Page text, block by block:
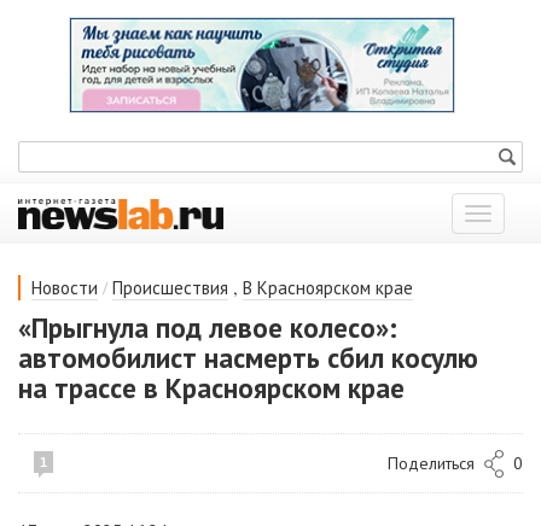
Показать
меню
Новости / Происшествия , В Красноярском крае
«Прыгнула под левое колесо»:
автомобилист насмерть сбил косулю
на трассе в Красноярском крае
1 Поделиться 0